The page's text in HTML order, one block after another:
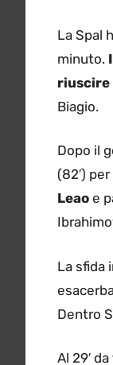
La Spal
minuto.
riuscire
Biagio.
Dopo il
(82′)
Leao e
La sfida
Dentro
Al 29′